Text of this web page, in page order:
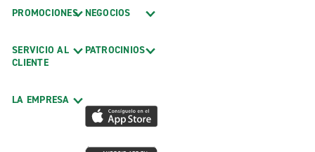
PROMOCIONES
SERVICIO AL
CLIENTE
LA EMPRESA
NEGOCIOS
PATROCINIOS